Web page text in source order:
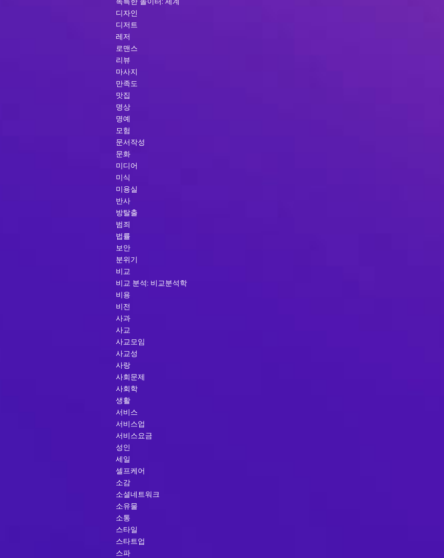
디자인
디저트
레저
로맨스
리뷰
마사지
만족도
맛집
명상
명예
모험
문서작성
문화
미디어
미식
미용실
반사
방탈출
범죄
법률
보안
분위기
비교
비교 분석: 비교분석학
비용
비전
사과
사교
사교모임
사교성
사랑
사회문제
사회학
생활
서비스
서비스업
서비스요금
성인
세일
셀프케어
소감
소셜네트워크
소유물
소통
스타일
스타트업
스파